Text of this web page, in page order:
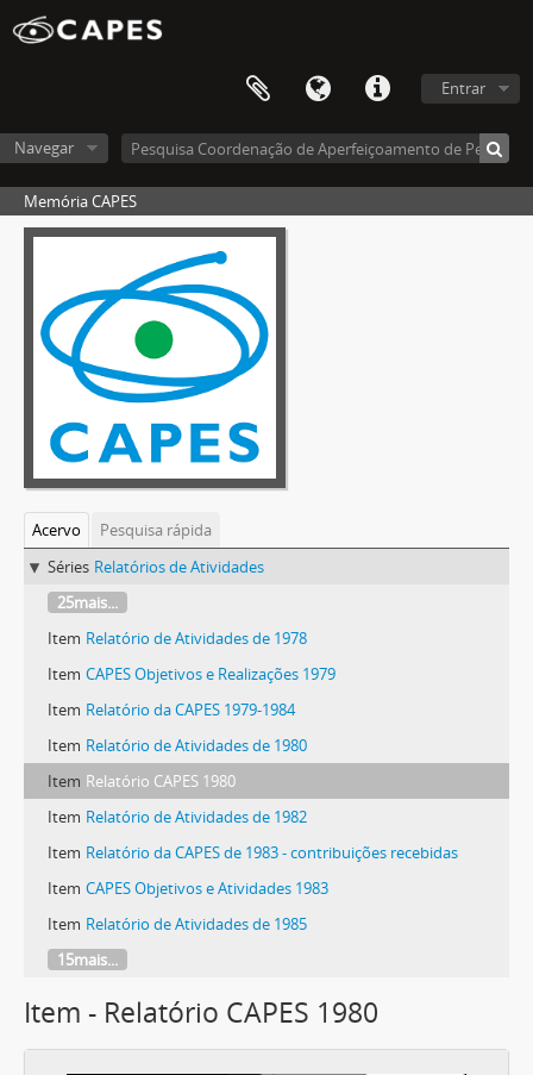
Entrar
Navegar
Memória CAPES
Acervo
Pesquisa rápida
Séries Relatórios de Atividades
25mais...
Item Relatório de Atividades de 1978
Item CAPES Objetivos e Realizações 1979
Item Relatório da CAPES 1979-1984
Item Relatório de Atividades de 1980
Item Relatório CAPES 1980
Item Relatório de Atividades de 1982
Item Relatório da CAPES de 1983 - contribuições recebidas
Item CAPES Objetivos e Atividades 1983
Item Relatório de Atividades de 1985
15mais...
Item - Relatório CAPES 1980